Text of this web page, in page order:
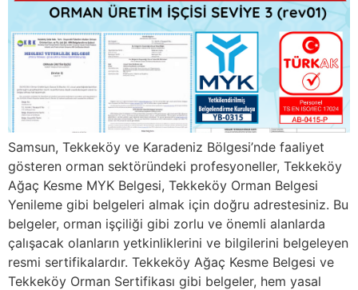
Samsun, Tekkeköy ve Karadeniz Bölgesi’nde faaliyet
gösteren orman sektöründeki profesyoneller, Tekkeköy
Ağaç Kesme MYK Belgesi, Tekkeköy Orman Belgesi
Yenileme gibi belgeleri almak için doğru adrestesiniz. Bu
belgeler, orman işçiliği gibi zorlu ve önemli alanlarda
çalışacak olanların yetkinliklerini ve bilgilerini belgeleyen
resmi sertifikalardır. Tekkeköy Ağaç Kesme Belgesi ve
Tekkeköy Orman Sertifikası gibi belgeler, hem yasal